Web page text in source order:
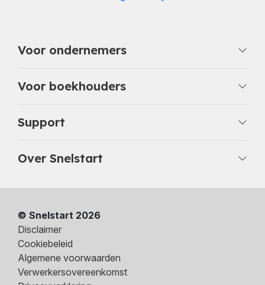
Voor ondernemers
Voor boekhouders
Support
Over Snelstart
© Snelstart 2026
Disclaimer
Cookiebeleid
Algemene voorwaarden
Verwerkersovereenkomst